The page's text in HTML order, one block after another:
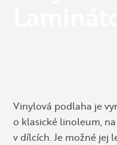
Vinylová podlaha je
o klasické linoleum,
v dílcích. Je možné jej